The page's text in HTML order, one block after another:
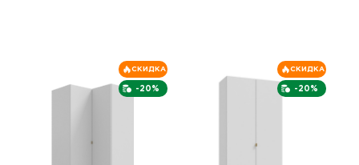
-20%
СКИДКА
-20%
СКИДКА